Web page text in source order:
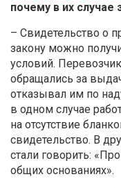
почему в их
– Свидетельство о
закону можно
условий.
обращались за
отказывал им по
в одном случае
на отсутствие
свидетельство. В
стали говорить:
общих основаниях».